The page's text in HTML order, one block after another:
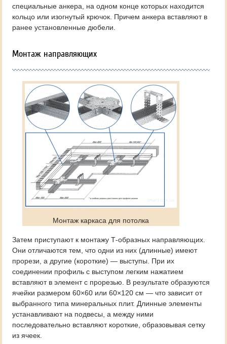
специальные анкера, на одном конце которых находится
кольцо или изогнутый крючок. Причем анкера вставляют в
ранее установленные дюбели.
Монтаж направляющих
Монтаж каркаса для потолка
Затем приступают к монтажу Т-образных направляющих.
Они отличаются тем, что одни из них (длинные) имеют
прорези, а другие (короткие) — выступы. При их
соединении профиль с выступом легким нажатием
вставляют в элемент с прорезью. В результате образуются
ячейки размером 60×60 или 60×120 см — что зависит от
выбранного типа минеральных плит. Длинные элементы
устанавливают на подвесы, а между ними
последовательно вставляют короткие, образовывая сетку
из ячеек.